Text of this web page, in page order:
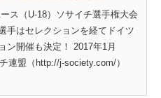
ス（U-18）ソサイチ選手権大会
手はセレクションを経てドイツ
ン開催も決定！ 2017年1月
連盟（http://j-society.com/）